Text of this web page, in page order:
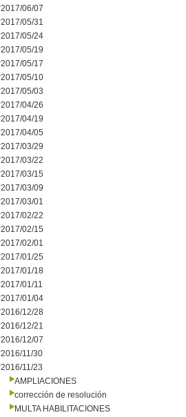
2017/06/07
2017/05/31
2017/05/24
2017/05/19
2017/05/17
2017/05/10
2017/05/03
2017/04/26
2017/04/19
2017/04/05
2017/03/29
2017/03/22
2017/03/15
2017/03/09
2017/03/01
2017/02/22
2017/02/15
2017/02/01
2017/01/25
2017/01/18
2017/01/11
2017/01/04
2016/12/28
2016/12/21
2016/12/07
2016/11/30
2016/11/23
AMPLIACIONES
corrección de resolución
MULTA HABILITACIONES